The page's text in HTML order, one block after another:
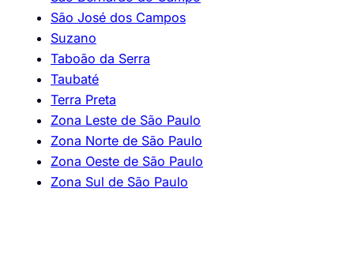
São José dos Campos
Suzano
Taboão da Serra
Taubaté
Terra Preta
Zona Leste de São Paulo
Zona Norte de São Paulo
Zona Oeste de São Paulo
Zona Sul de São Paulo